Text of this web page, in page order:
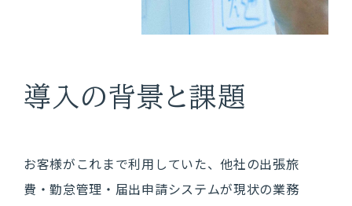
導入の背景と課題
お客様がこれまで利用していた、他社の出張旅
費・勤怠管理・届出申請システムが現状の業務